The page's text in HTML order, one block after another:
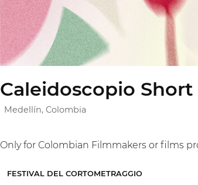
Caleidoscopio
Medellín, Colombia
Only for Colombian Filmmakers or films
FESTIVAL DEL CORTOMETRAGGIO